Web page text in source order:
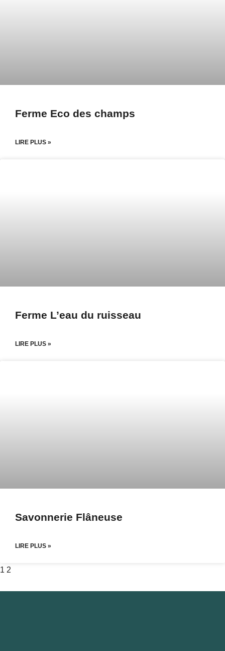
Ferme Eco des champs
LIRE PLUS »
Ferme L’eau du ruisseau
LIRE PLUS »
Savonnerie Flâneuse
LIRE PLUS »
1 2